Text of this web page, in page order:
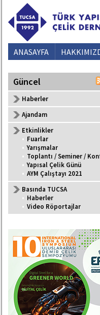
ANASAYFA
Güncel
Haberler
Ajandam
Etkinlikler
• Fuarlar
• Yarışmalar
• Toplantı / Seminer /
• Yapısal Çelik Günü
• AYM Çalıştayı 2021
Basında TUCSA
• Haberler
• Video Röportajlar